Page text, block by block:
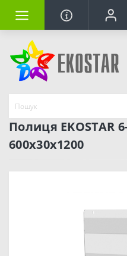
Полиця EKOSTAR
600х30х1200